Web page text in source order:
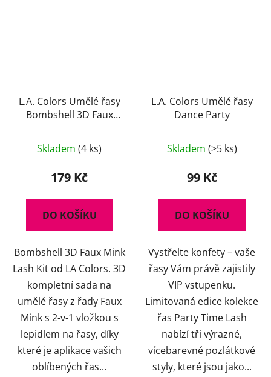
L.A. Colors Umělé řasy
Bombshell 3D Faux
hodnocení
produktu
5,0
z
hvězdiček.
Skladem (4 ks)
179 Kč
DO KOŠÍKU
Bombshell 3D Faux Mink
Lash Kit od LA Colors. 3D
kompletní sada na
umělé řasy z řady Faux
Mink s 2-v-1 vložkou s
lepidlem na řasy, díky
které je aplikace vašich
oblíbených řas...
L.A. Colors Umělé řasy
Dance Party
Skladem (>5 ks)
99 Kč
DO KOŠÍKU
Vystřelte konfety – vaše
řasy Vám právě zajistily
VIP vstupenku.
Limitovaná edice kolekce
řas Party Time Lash
nabízí tři výrazné,
vícebarevné pozlátkové
styly, které jsou jako...